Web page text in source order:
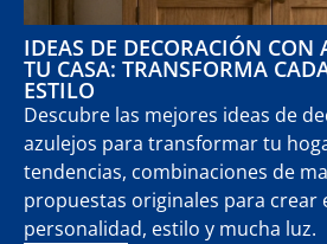
IDEAS DE DECORACIÓN CON
TU CASA: TRANSFORMA
ESTILO
Descubre las mejores ideas de
azulejos para transformar tu
tendencias, combinaciones de
propuestas originales para crear
personalidad, estilo y mucha luz.